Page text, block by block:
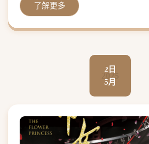
了解更多
2025
2日
5月